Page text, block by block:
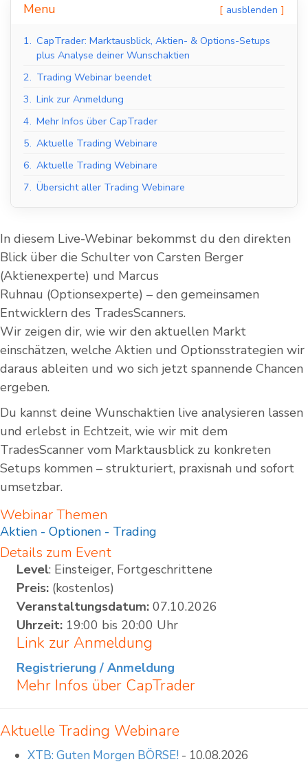
Menu ausblenden
1. CapTrader: Marktausblick, Aktien- & Options-Setups
plus Analyse deiner Wunschaktien
2. Trading Webinar beendet
3. Link zur Anmeldung
4. Mehr Infos über CapTrader
5. Aktuelle Trading Webinare
6. Aktuelle Trading Webinare
7. Übersicht aller Trading Webinare
In diesem Live-Webinar bekommst du den direkten
Blick über die Schulter von Carsten Berger
(Aktienexperte) und Marcus
Ruhnau (Optionsexperte) – den gemeinsamen
Entwicklern des TradesScanners.
Wir zeigen dir, wie wir den aktuellen Markt
einschätzen, welche Aktien und Optionsstrategien wir
daraus ableiten und wo sich jetzt spannende Chancen
ergeben.
Du kannst deine Wunschaktien live analysieren lassen
und erlebst in Echtzeit, wie wir mit dem
TradesScanner vom Marktausblick zu konkreten
Setups kommen – strukturiert, praxisnah und sofort
umsetzbar.
Webinar Themen
Aktien - Optionen - Trading
Details zum Event
Level: Einsteiger, Fortgeschrittene
Preis: (kostenlos)
Veranstaltungsdatum: 07.10.2026
Uhrzeit: 19:00 bis 20:00 Uhr
Link zur Anmeldung
Registrierung / Anmeldung
Mehr Infos über CapTrader
Aktuelle Trading Webinare
XTB: Guten Morgen BÖRSE! - 10.08.2026